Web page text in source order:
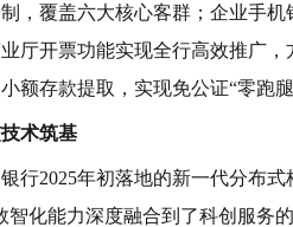
，覆盖六大核心客群；企业手
厅开票功能实现全行高效推广
额存款提取，实现免公证“零跑
术筑基
行2025年初落地的新一代分布
智化能力深度融合到了科创服务